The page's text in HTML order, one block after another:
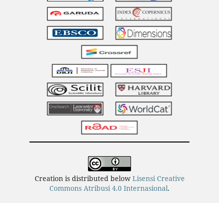
Creation is distributed below Lisensi Creative
Commons Atribusi 4.0 Internasional.